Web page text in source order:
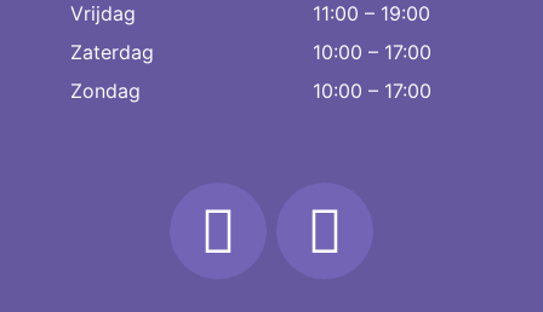
Vrijdag
11:00 – 19:00
Zaterdag
10:00 – 17:00
Zondag
10:00 – 17:00